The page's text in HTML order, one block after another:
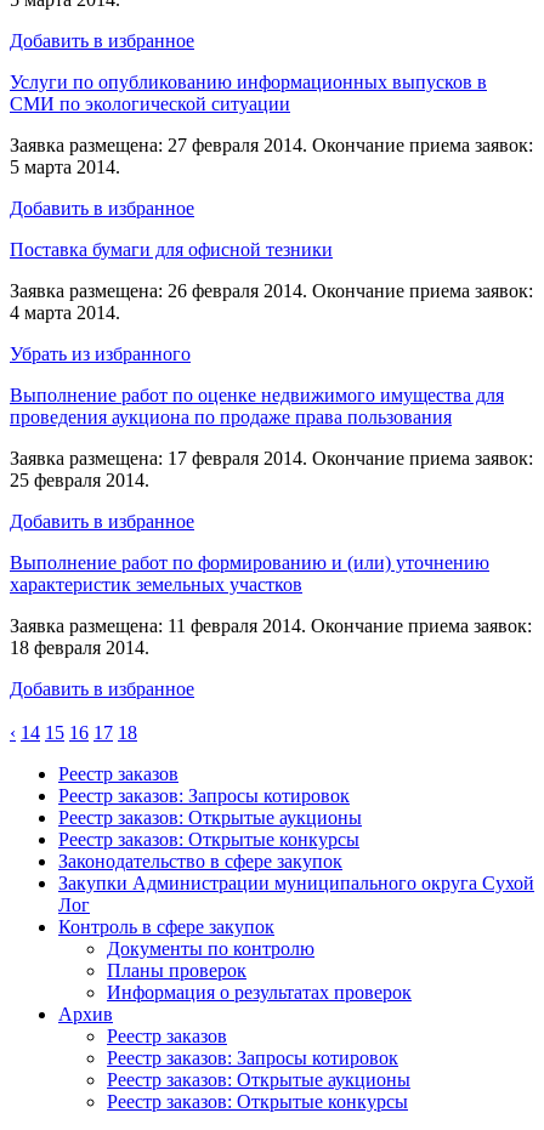
Добавить в избранное
Услуги по опубликованию информационных выпусков в
СМИ по экологической ситуации
Заявка размещена: 27 февраля 2014. Окончание приема заявок:
5 марта 2014.
Добавить в избранное
Поставка бумаги для офисной тезники
Заявка размещена: 26 февраля 2014. Окончание приема заявок:
4 марта 2014.
Убрать из избранного
Выполнение работ по оценке недвижимого имущества для
проведения аукциона по продаже права пользования
Заявка размещена: 17 февраля 2014. Окончание приема заявок:
25 февраля 2014.
Добавить в избранное
Выполнение работ по формированию и (или) уточнению
характеристик земельных участков
Заявка размещена: 11 февраля 2014. Окончание приема заявок:
18 февраля 2014.
Добавить в избранное
‹ 14 15 16 17 18
Реестр заказов
Реестр заказов: Запросы котировок
Реестр заказов: Открытые аукционы
Реестр заказов: Открытые конкурсы
Законодательство в сфере закупок
Закупки Администрации муниципального округа Сухой
Лог
Контроль в сфере закупок
Документы по контролю
Планы проверок
Информация о результатах проверок
Архив
Реестр заказов
Реестр заказов: Запросы котировок
Реестр заказов: Открытые аукционы
Реестр заказов: Открытые конкурсы